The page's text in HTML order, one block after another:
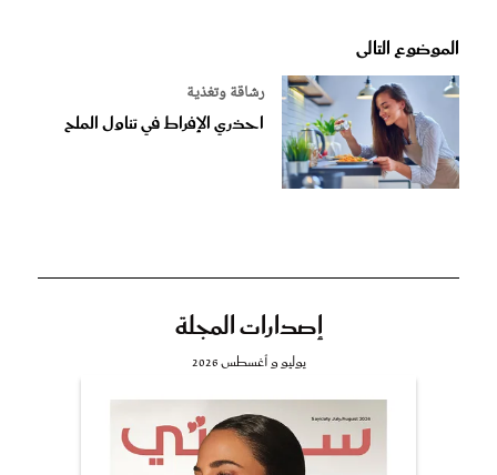
الموضوع التالى
رشاقة وتغذية
احذري الإفراط في تناول الملح
إصدارات المجلة
يوليو و أغسطس 2026